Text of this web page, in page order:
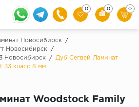
Бренды
плитка
0 0 0
Новосибирск
/
Новосибирск
/
Новосибирск
/
Дуб Сегвей Ламинат
33 класс 8 мм
Woodstock Family